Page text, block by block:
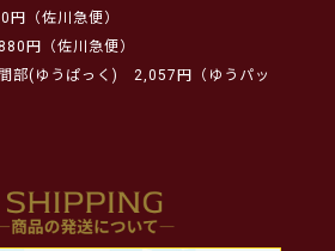
（佐川急便）
円（佐川急便）
部(ゆうぱっく)
2,057円（ゆうパッ